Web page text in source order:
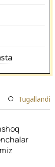
Tugallandi